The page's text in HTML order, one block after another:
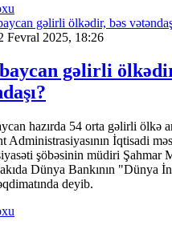
Fevral 2025, 18:26
gəlirli
hazırda 54 orta gəlirli ölkə
Administrasiyasının İqtisadi
şöbəsinin müdiri Şahmar
Dünya Bankının "Dünya
deyib.